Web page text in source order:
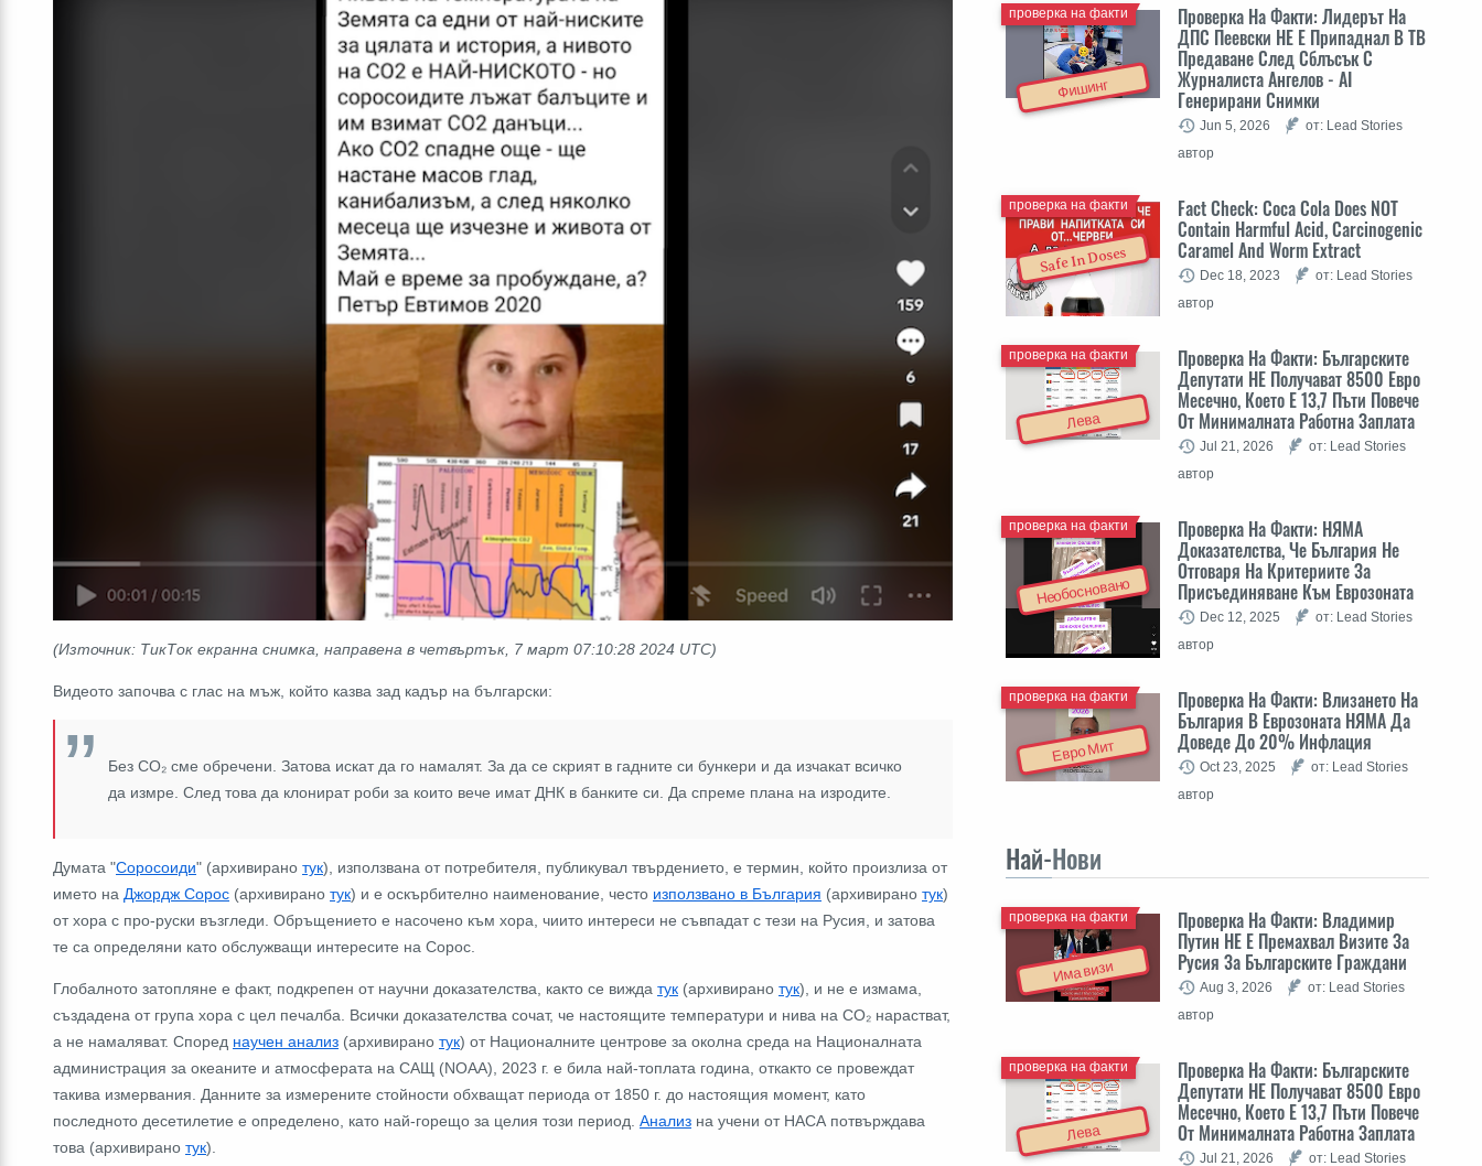
(Източник: ТикТок екранна снимка, направена в четвъртък, 7 март 07:10:28 2024 UTC)
Видеото започва с глас на мъж, който казва зад кадър на български:
Без CO₂ сме обречени. Затова искат да го намалят. За да се скрият в гадните си бункери и да изчакат всичко
да измре. След това да клонират роби за които вече имат ДНК в банките си. Да спреме плана на изродите.
Думата "Соросоиди" (архивирано тук), използвана от потребителя, публикувал твърдението, е термин, който произлиза от
името на Джордж Сорос (архивирано тук) и е оскърбително наименование, често използвано в България (архивирано тук)
от хора с про-руски възгледи. Обръщението е насочено към хора, чиито интереси не съвпадат с тези на Русия, и затова
те са определяни като обслужващи интересите на Сорос.
Глобалното затопляне е факт, подкрепен от научни доказателства, както се вижда тук (архивирано тук), и не е измама,
създадена от група хора с цел печалба. Всички доказателства сочат, че настоящите температури и нива на CO₂ нарастват,
а не намаляват. Според научен анализ (архивирано тук) от Националните центрове за околна среда на Националната
администрация за океаните и атмосферата на САЩ (NOAA), 2023 г. е била най-топлата година, откакто се провеждат
такива измервания. Данните за измерените стойности обхващат периода от 1850 г. до настоящия момент, като
последното десетилетие е определено, като най-горещо за целия този период. Анализ на учени от НАСА потвърждава
това (архивирано тук).
Фишинг
Проверка На Факти: Лидерът На
ДПС Пеевски НЕ Е Припаднал В ТВ
Предаване След Сблъсък С
Журналиста Ангелов - AI
Генерирани Снимки
проверка на факти
Jun 5, 2026
от: Lead Stories
автор
Safe In Doses
Fact Check: Coca Cola Does NOT
Contain Harmful Acid, Carcinogenic
Caramel And Worm Extract
проверка на факти
Dec 18, 2023
от: Lead Stories
автор
Лева
Проверка На Факти: Българските
Депутати НЕ Получават 8500 Евро
Месечно, Което Е 13,7 Пъти Повече
От Минималната Работна Заплата
проверка на факти
Jul 21, 2026
от: Lead Stories
автор
Необосновано
Проверка На Факти: НЯМА
Доказателства, Че България Не
Отговаря На Критериите За
Присъединяване Към Еврозоната
проверка на факти
Dec 12, 2025
от: Lead Stories
автор
Евро Мит
Проверка На Факти: Влизането На
България В Еврозоната НЯМА Да
Доведе До 20% Инфлация
проверка на факти
Oct 23, 2025
от: Lead Stories
автор
Най-Нови
Има визи
Проверка На Факти: Владимир
Путин НЕ Е Премахвал Визите За
Русия За Българските Граждани
проверка на факти
Aug 3, 2026
от: Lead Stories
автор
Лева
Проверка На Факти: Българските
Депутати НЕ Получават 8500 Евро
Месечно, Което Е 13,7 Пъти Повече
От Минималната Работна Заплата
проверка на факти
Jul 21, 2026
от: Lead Stories